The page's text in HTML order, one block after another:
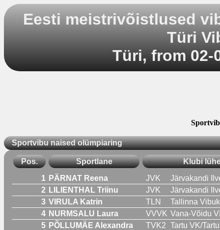
Eesti meistrivõistlused
Türi
Türi, from 02-
Sportvibu naised olümpiaring
Pos. Sportlane Klubi
1 PÄRNAT Reena JVK
Järvakandi
2 LILIENTHAL Triinu JVK
Järvakandi
3 VIRULA Katrin TLN
Tallinna
4 NURMSALU Laura VVVK Vana-Võidu
5 PÕLLUMÄE Alexandra TVK2 Tartu VK/